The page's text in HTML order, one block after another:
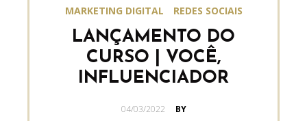
MARKETING DIGITAL
REDES SOCIAIS
LANÇAMENTO DO
CURSO | VOCÊ,
INFLUENCIADOR
POSTED
04/03/2022 BY